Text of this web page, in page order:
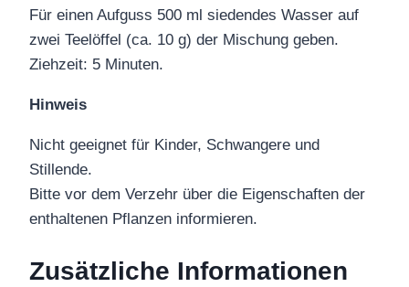
Für einen Aufguss 500 ml siedendes Wasser auf
zwei Teelöffel (ca. 10 g) der Mischung geben.
Ziehzeit: 5 Minuten.
Hinweis
Nicht geeignet für Kinder, Schwangere und
Stillende.
Bitte vor dem Verzehr über die Eigenschaften der
enthaltenen Pflanzen informieren.
Zusätzliche Informationen